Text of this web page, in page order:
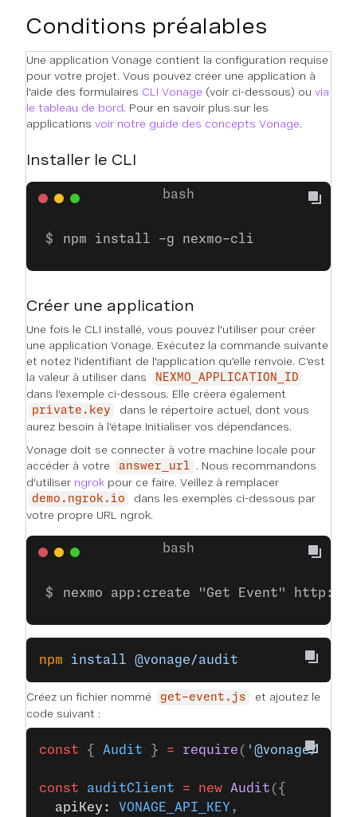
Conditions préalables
Une application Vonage contient la configuration requise
pour votre projet. Vous pouvez créer une application à
l'aide des formulaires CLI Vonage (voir ci-dessous) ou via
le tableau de bord. Pour en savoir plus sur les
applications voir notre guide des concepts Vonage.
Installer le CLI
npm install -g nexmo-cli
Créer une application
Une fois le CLI installé, vous pouvez l'utiliser pour créer
une application Vonage. Exécutez la commande suivante
et notez l'identifiant de l'application qu'elle renvoie. C'est
la valeur à utiliser dans
NEXMO_APPLICATION_ID
dans l'exemple ci-dessous. Elle créera également
private.key
dans le répertoire actuel, dont vous
aurez besoin à l'étape Initialiser vos dépendances.
Vonage doit se connecter à votre machine locale pour
accéder à votre
answer_url
. Nous recommandons
d'utiliser ngrok pour ce faire. Veillez à remplacer
demo.ngrok.io
dans les exemples ci-dessous par
votre propre URL ngrok.
nexmo app:create "Get Event" http://
npm install @vonage/audit
Créez un fichier nommé get-event.js
et ajoutez le
code suivant :
const { Audit } = require ( '@vonage/
const auditClient = new Audit ({
  apiKey:
VONAGE_API_KEY ,